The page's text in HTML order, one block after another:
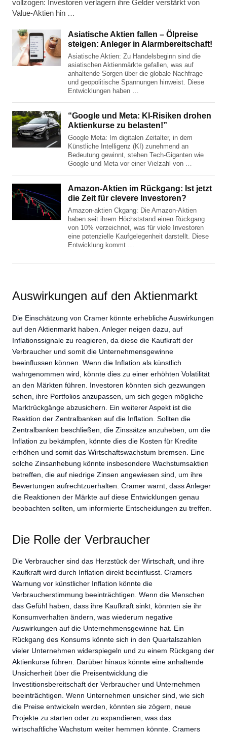
vollzogen: Investoren verlagern ihre Gelder verstärkt von
Value-Aktien hin …
Asiatische Aktien fallen – Ölpreise
steigen: Anleger in Alarmbereitschaft!
Asiatische Aktien: Zu Handelsbeginn sind die
asiatischen Aktienmärkte gefallen, was auf
anhaltende Sorgen über die globale Nachfrage
und geopolitische Spannungen hinweist. Diese
Entwicklungen haben …
“Google und Meta: KI-Risiken drohen
Aktienkurse zu belasten!”
Google Meta: Im digitalen Zeitalter, in dem
Künstliche Intelligenz (KI) zunehmend an
Bedeutung gewinnt, stehen Tech-Giganten wie
Google und Meta vor einer Vielzahl von …
Amazon-Aktien im Rückgang: Ist jetzt
die Zeit für clevere Investoren?
Amazon-aktien Ckgang: Die Amazon-Aktien
haben seit ihrem Höchststand einen Rückgang
von 10% verzeichnet, was für viele Investoren
eine potenzielle Kaufgelegenheit darstellt. Diese
Entwicklung kommt …
Auswirkungen auf den Aktienmarkt
Die Einschätzung von Cramer könnte erhebliche Auswirkungen
auf den Aktienmarkt haben. Anleger neigen dazu, auf
Inflationssignale zu reagieren, da diese die Kaufkraft der
Verbraucher und somit die Unternehmensgewinne
beeinflussen können. Wenn die Inflation als künstlich
wahrgenommen wird, könnte dies zu einer erhöhten Volatilität
an den Märkten führen. Investoren könnten sich gezwungen
sehen, ihre Portfolios anzupassen, um sich gegen mögliche
Marktrückgänge abzusichern. Ein weiterer Aspekt ist die
Reaktion der Zentralbanken auf die Inflation. Sollten die
Zentralbanken beschließen, die Zinssätze anzuheben, um die
Inflation zu bekämpfen, könnte dies die Kosten für Kredite
erhöhen und somit das Wirtschaftswachstum bremsen. Eine
solche Zinsanhebung könnte insbesondere Wachstumsaktien
betreffen, die auf niedrige Zinsen angewiesen sind, um ihre
Bewertungen aufrechtzuerhalten. Cramer warnt, dass Anleger
die Reaktionen der Märkte auf diese Entwicklungen genau
beobachten sollten, um informierte Entscheidungen zu treffen.
Die Rolle der Verbraucher
Die Verbraucher sind das Herzstück der Wirtschaft, und ihre
Kaufkraft wird durch Inflation direkt beeinflusst. Cramers
Warnung vor künstlicher Inflation könnte die
Verbraucherstimmung beeinträchtigen. Wenn die Menschen
das Gefühl haben, dass ihre Kaufkraft sinkt, könnten sie ihr
Konsumverhalten ändern, was wiederum negative
Auswirkungen auf die Unternehmensgewinne hat. Ein
Rückgang des Konsums könnte sich in den Quartalszahlen
vieler Unternehmen widerspiegeln und zu einem Rückgang der
Aktienkurse führen. Darüber hinaus könnte eine anhaltende
Unsicherheit über die Preisentwicklung die
Investitionsbereitschaft der Verbraucher und Unternehmen
beeinträchtigen. Wenn Unternehmen unsicher sind, wie sich
die Preise entwickeln werden, könnten sie zögern, neue
Projekte zu starten oder zu expandieren, was das
wirtschaftliche Wachstum weiter hemmen könnte. Cramers